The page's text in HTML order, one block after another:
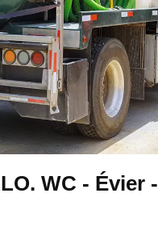
WC - Évier -